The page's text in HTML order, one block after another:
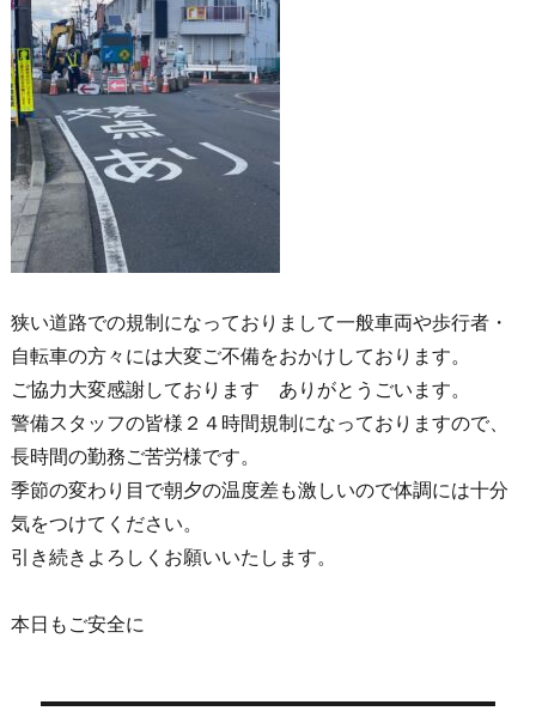
狭い道路での規制になっておりまして一般車両や歩行者・
自転車の方々には大変ご不備をおかけしております。
ご協力大変感謝しております ありがとうごいます。
警備スタッフの皆様２４時間規制になっておりますので、
長時間の勤務ご苦労様です。
季節の変わり目で朝夕の温度差も激しいので体調には十分
気をつけてください。
引き続きよろしくお願いいたします。
本日もご安全に